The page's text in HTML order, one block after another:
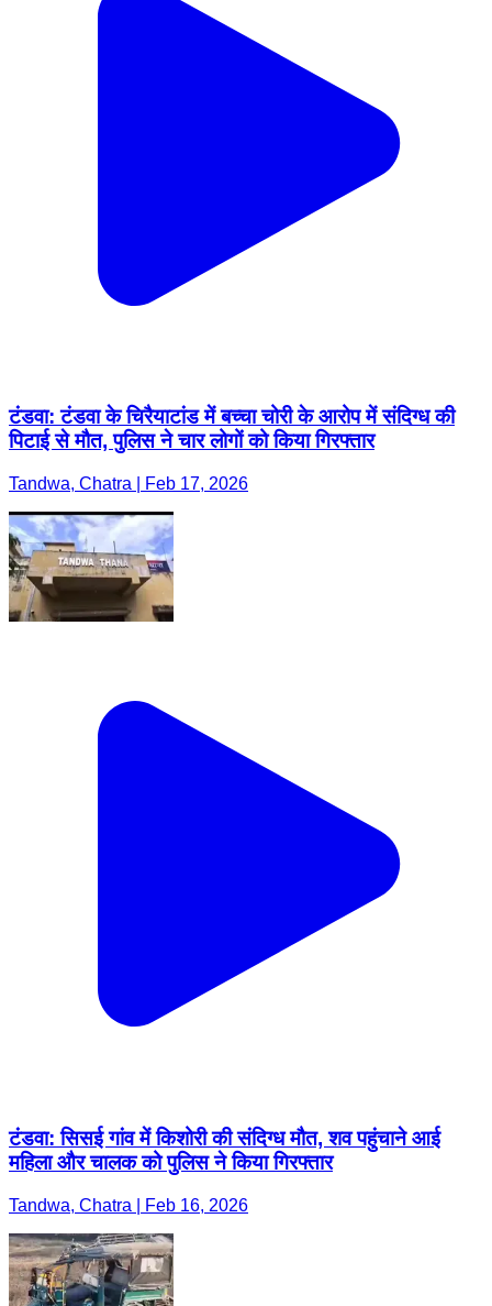
टंडवा: टंडवा के चिरैयाटांड में बच्चा चोरी के आरोप में संदिग्ध की
पिटाई से मौत, पुलिस ने चार लोगों को किया गिरफ्तार
Tandwa, Chatra | Feb 17, 2026
टंडवा: सिसई गांव में किशोरी की संदिग्ध मौत, शव पहुंचाने आई
महिला और चालक को पुलिस ने किया गिरफ्तार
Tandwa, Chatra | Feb 16, 2026